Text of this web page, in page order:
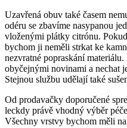
Uzavřená obuv také časem
odéru se zbavíme nasypanou
vloženými plátky citrónu.
bychom ji neměli strkat ke
nezvratné popraskání
obyčejnými novinami a nechat
Stejnou službu udělají také
Od prodavačky doporučené
leckdy právě vhodný výběr
Všechny vrstvy bychom měli